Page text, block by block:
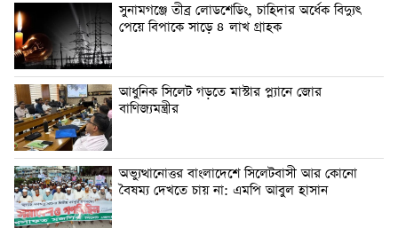
সুনামগঞ্জে তীব্র লোডশেডিং, চাহিদার অর্ধেক বিদ্যুৎ
পেয়ে বিপাকে সাড়ে ৪ লাখ গ্রাহক
আধুনিক সিলেট গড়তে মাস্টার প্ল্যানে জোর
বাণিজ্যমন্ত্রীর
অভ্যুত্থানোত্তর বাংলাদেশে সিলেটবাসী আর কোনো
বৈষম্য দেখতে চায় না: এমপি আবুল হাসান